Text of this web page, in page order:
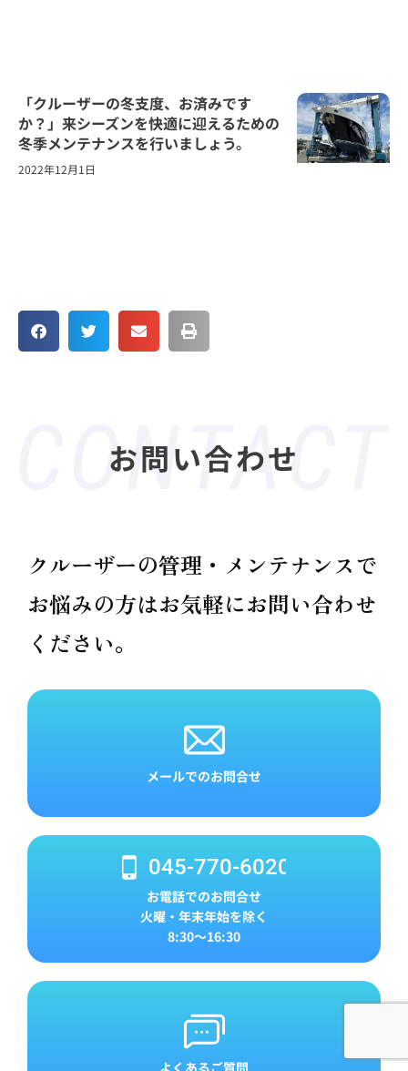
「クルーザーの冬支度、お済みです
か？」来シーズンを快適に迎えるための
冬季メンテナンスを行いましょう。
2022年12月1日
お問い合わせ
クルーザーの管理・メンテナンスで
お悩みの方はお気軽にお問い合わせ
ください。
メールでのお問合せ
045-770-6020
お電話でのお問合せ
火曜・年末年始を除く
8:30～16:30